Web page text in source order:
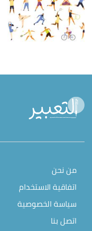
من نحن
اتفاقية الاستخدام
سياسة الخصوصية
اتصل بنا